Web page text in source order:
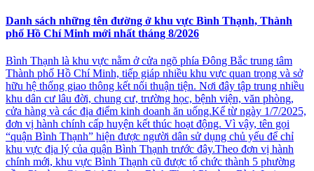
Danh sách những tên đường ở khu vực Bình Thạnh, Thành
phố Hồ Chí Minh mới nhất tháng 8/2026
Bình Thạnh là khu vực nằm ở cửa ngõ phía Đông Bắc trung tâm
Thành phố Hồ Chí Minh, tiếp giáp nhiều khu vực quan trọng và sở
hữu hệ thống giao thông kết nối thuận tiện. Nơi đây tập trung nhiều
khu dân cư lâu đời, chung cư, trường học, bệnh viện, văn phòng,
cửa hàng và các địa điểm kinh doanh ăn uống.Kể từ ngày 1/7/2025,
đơn vị hành chính cấp huyện kết thúc hoạt động. Vì vậy, tên gọi
“quận Bình Thạnh” hiện được người dân sử dụng chủ yếu để chỉ
khu vực địa lý của quận Bình Thạnh trước đây.Theo đơn vị hành
chính mới, khu vực Bình Thạnh cũ được tổ chức thành 5 phường